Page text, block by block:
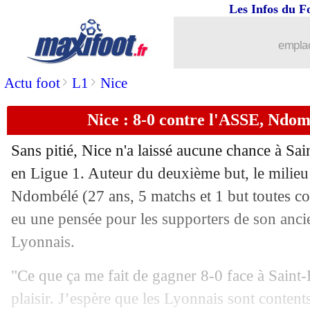
Actu foot> L1 > Nice
Les Infos du
Nice : 8-0 contre l'ASSE,
Sans pitié, Nice n'a laissé aucune chance à
en Ligue 1. Auteur du deuxième but, le
Ndombélé (27 ans, 5 matchs et 1 but toutes
eu une pensée pour les supporters de son
Lyonnais.
"Ce que ça me fait de gagner 8-0 face à
plaisir. J’espère que les Lyonnais sont
: Olise régale, le Bayern déroule !
21/09 PSG: Mbappé, le club a fait appel
21/09 OM: Gomis juge la concurrence
21/09 L2 : le classement complet
: Lorient accroche Metz
21/09 L1: Lille-Strasbourg, les compos
21/09 Barça : Fati, le plan de Flick